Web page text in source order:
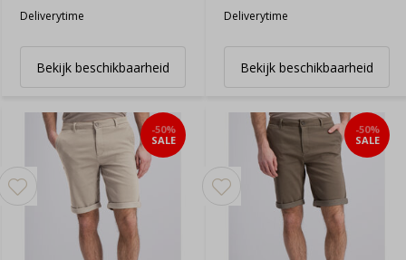
Deliverytime
Bekijk beschikbaarheid
Deliverytime
Bekijk beschikbaarheid
-50%
SALE
-50%
SALE